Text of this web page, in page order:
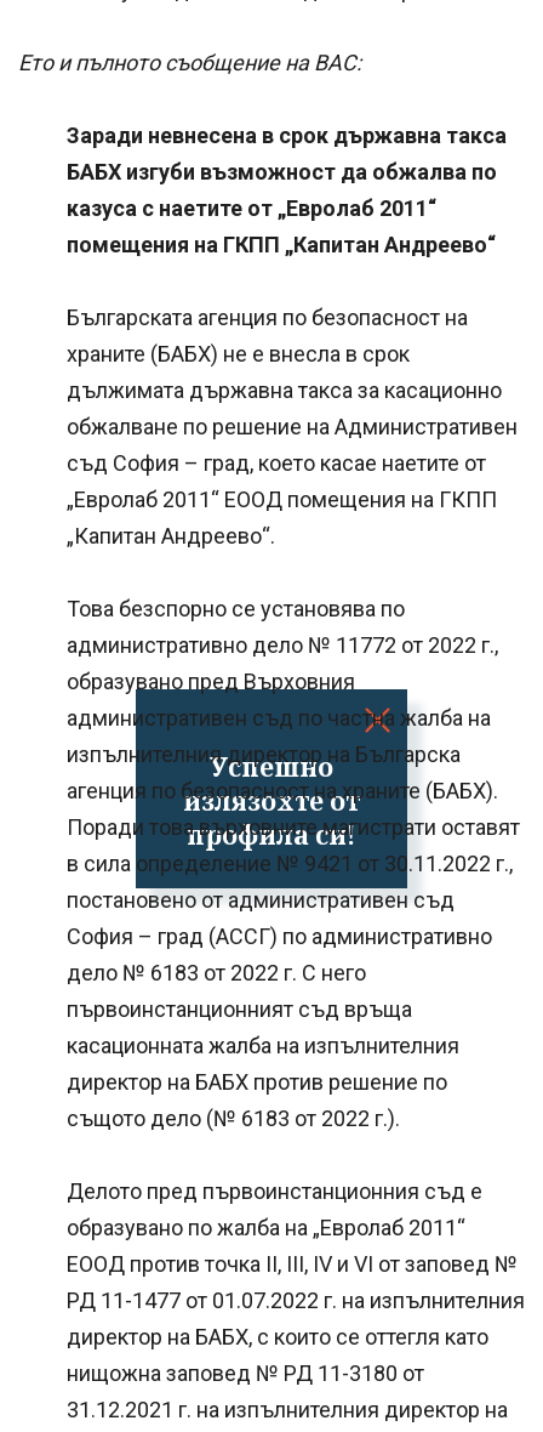
Успешно
излязохте от
профила си!
Ето и пълното съобщение на ВАС:
Заради невнесена в срок държавна такса
БАБХ изгуби възможност да обжалва по
казуса с наетите от „Евролаб 2011“
помещения на ГКПП „Капитан Андреево“
Българската агенция по безопасност на
храните (БАБХ) не е внесла в срок
дължимата държавна такса за касационно
обжалване по решение на Административен
съд София – град, което касае наетите от
„Евролаб 2011“ ЕООД помещения на ГКПП
„Капитан Андреево“.
Това безспорно се установява по
административно дело № 11772 от 2022 г.,
образувано пред Върховния
административен съд по частна жалба на
изпълнителния директор на Българска
агенция по безопасност на храните (БАБХ).
Поради това върховните магистрати оставят
в сила определение № 9421 от 30.11.2022 г.,
постановено от административен съд
София – град (АССГ) по административно
дело № 6183 от 2022 г. С него
първоинстанционният съд връща
касационната жалба на изпълнителния
директор на БАБХ против решение по
същото дело (№ 6183 от 2022 г.).
Делото пред първоинстанционния съд е
образувано по жалба на „Евролаб 2011“
ЕООД против точка ІІ, ІІІ, ІV и VІ от заповед №
РД 11-1477 от 01.07.2022 г. на изпълнителния
директор на БАБХ, с които се оттегля като
нищожна заповед № РД 11-3180 от
31.12.2021 г. на изпълнителния директор на